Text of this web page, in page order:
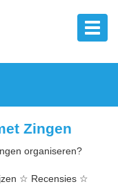
Zingen
organiseren?
☆ Recensies ☆